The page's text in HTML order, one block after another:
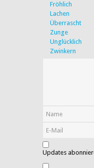
Fröhlich
Lachen
Überrascht
Zunge
Unglücklich
Zwinkern
Updates